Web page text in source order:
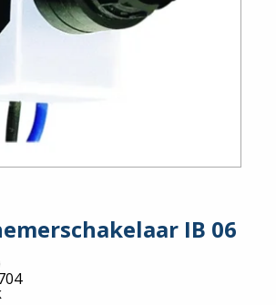
IB 06